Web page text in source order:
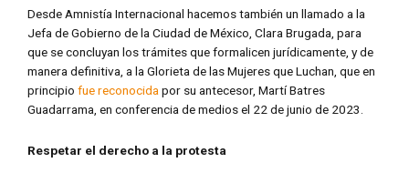
Desde Amnistía Internacional hacemos también un llamado a la
Jefa de Gobierno de la Ciudad de México, Clara Brugada, para
que se concluyan los trámites que formalicen jurídicamente, y de
manera definitiva, a la Glorieta de las Mujeres que Luchan, que en
principio fue reconocida por su antecesor, Martí Batres
Guadarrama, en conferencia de medios el 22 de junio de 2023.
Respetar el derecho a la protesta